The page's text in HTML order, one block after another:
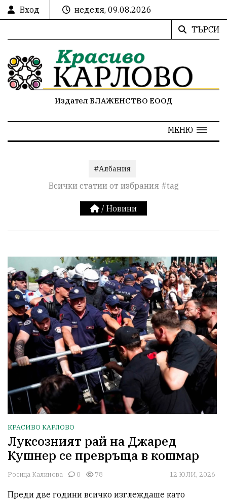
Вход
неделя, 09.08.2026
ТЪРСИ
Издател БЛАЖЕНСТВО ЕООД
МЕНЮ
#Албания
Всички статии от избрания #tag
/ Новини
КРАСИВО КАРЛОВО
Луксозният рай на Джаред
Кушнер се превръща в кошмар
Росица Калинова 0 78 12 ЮЛИ, 2026
Преди две години всичко изглеждаше като